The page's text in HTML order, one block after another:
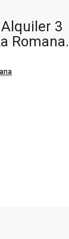
3
Romana.